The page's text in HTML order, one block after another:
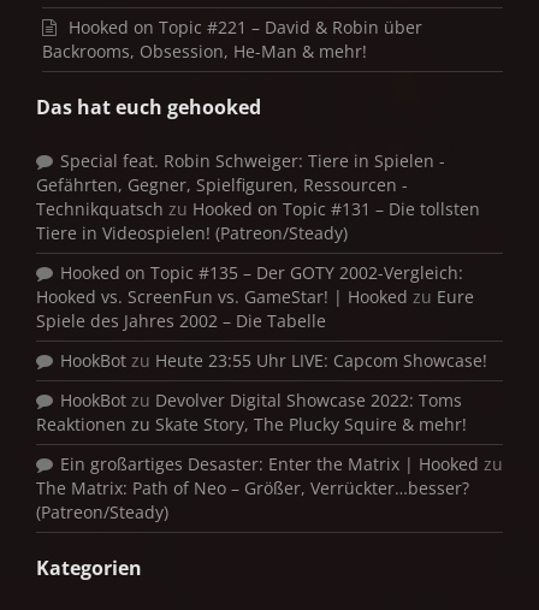
Hooked on Topic #221 – David & Robin über
Backrooms, Obsession, He-Man & mehr!
Das hat euch gehooked
Special feat. Robin Schweiger: Tiere in Spielen -
Gefährten, Gegner, Spielfiguren, Ressourcen -
Technikquatsch zu Hooked on Topic #131 – Die tollsten
Tiere in Videospielen! (Patreon/Steady)
Hooked on Topic #135 – Der GOTY 2002-Vergleich:
Hooked vs. ScreenFun vs. GameStar! | Hooked zu Eure
Spiele des Jahres 2002 – Die Tabelle
HookBot zu Heute 23:55 Uhr LIVE: Capcom Showcase!
HookBot zu Devolver Digital Showcase 2022: Toms
Reaktionen zu Skate Story, The Plucky Squire & mehr!
Ein großartiges Desaster: Enter the Matrix | Hooked zu
The Matrix: Path of Neo – Größer, Verrückter…besser?
(Patreon/Steady)
Kategorien